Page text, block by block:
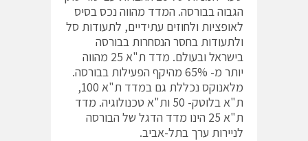
הגבוה בבורסה. המדד מהווה נכס בסיס
לאופציות ולחוזים עתידיים, לתעודות סל
ולתעודות בחסר הנסחרות בבורסה
בישראל ובעולם. מדד ת"א 25 מהווה
יותר מ- 65% מהיקף הפעילות בבורסה.
מלאנוקס נכללת גם במדד ת"א 100,
ת"א בלוטק- 50 ות"א טכנולוגיה. מדד
ת"א 25 הינו מדד הדגל של הבורסה
לניירות ערך בתל-אביב.